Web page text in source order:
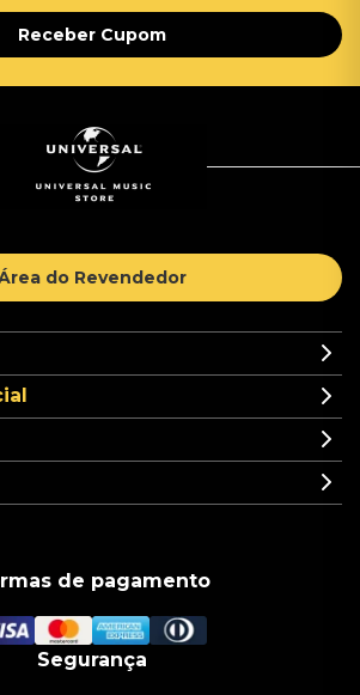
Receber Cupom
do Revendedor
de pagamento
Segurança